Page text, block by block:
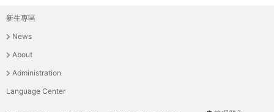
主
選
單
新生專區
News
About
Administration
Language Center